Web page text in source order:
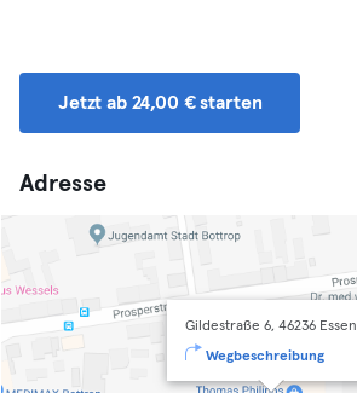
Jetzt ab 24,00 € starten
Adresse
Gildestraße 6, 46236 Essen
Wegbeschreibung